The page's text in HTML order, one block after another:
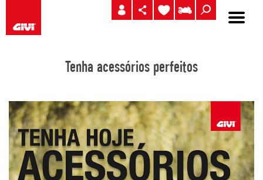
Tenha acessórios perfeitos